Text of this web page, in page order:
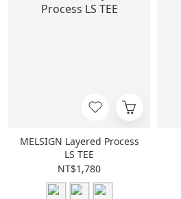
MELSIGN Layered Process
LS TEE
NT$1,780